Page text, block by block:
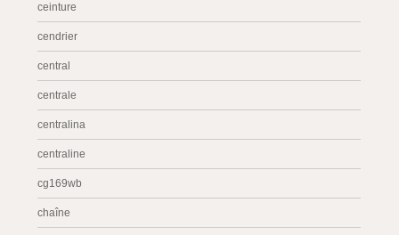
ceinture
cendrier
central
centrale
centralina
centraline
cg169wb
chaîne